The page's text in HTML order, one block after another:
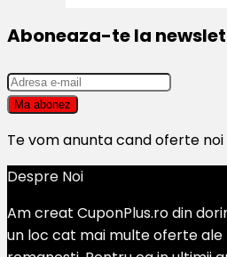
Aboneaza-te la
Te vom anunta cand oferte
Despre Noi
Am creat CuponPlus.ro din
un loc cat mai multe oferte ale